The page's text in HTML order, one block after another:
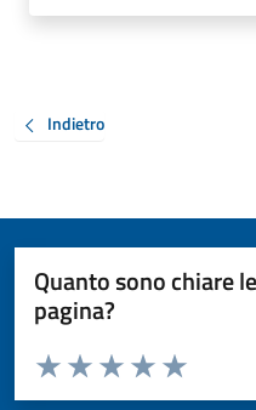
Indietro
Quanto sono chiare
pagina?
Valuta da 1 a 5 stelle la pagina
Valuta 5
Valuta 4 stelle
Valuta 3 stelle su 5
Valuta 2 stelle su 5
Valuta 1 stelle su 5